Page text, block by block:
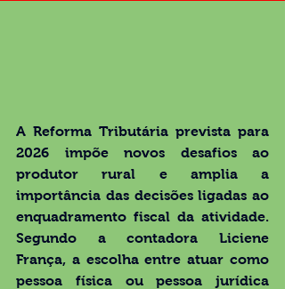
A Reforma Tributária prevista para
2026 impõe novos desafios ao
produtor rural e amplia a
importância das decisões ligadas ao
enquadramento fiscal da atividade.
Segundo a contadora Liciene
França, a escolha entre atuar como
pessoa física ou pessoa jurídica